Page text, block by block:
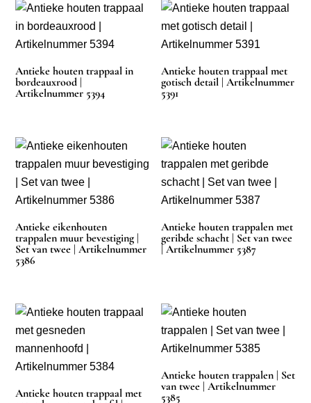
Antieke houten trappaal in
bordeauxrood |
Artikelnummer 5394
Antieke houten trappaal met
gotisch detail | Artikelnummer
5391
Antieke eikenhouten
trappalen muur bevestiging |
Set van twee | Artikelnummer
5386
Antieke houten trappalen met
geribde schacht | Set van twee
| Artikelnummer 5387
Antieke houten trappaal met
Antieke houten trappalen | Set
van twee | Artikelnummer
5385